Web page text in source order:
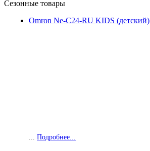
Сезонные товары
Omron Ne-C24-RU KIDS (детский)
Подробнее...